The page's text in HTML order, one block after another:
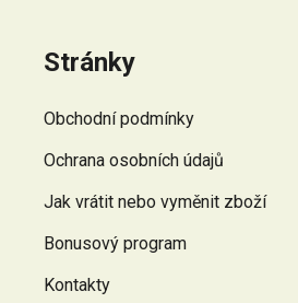
Stránky
Obchodní podmínky
Ochrana osobních údajů
Jak vrátit nebo vyměnit zboží
Bonusový program
Kontakty